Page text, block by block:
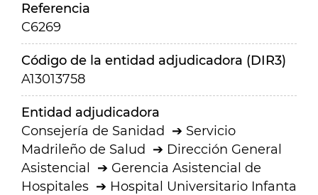
Referencia
C6269
Código de la entidad adjudicadora (DIR3)
A13013758
Entidad adjudicadora
Consejería de Sanidad
Servicio
Madrileño de Salud
Dirección General
Asistencial
Gerencia Asistencial de
Hospitales
Hospital Universitario Infanta